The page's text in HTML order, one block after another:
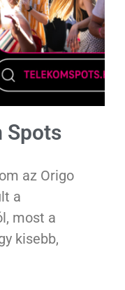
Spots
az Origo
a
most a
kisebb,